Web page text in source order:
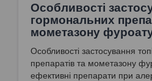
Особливості
гормональних
мометазону
Особливості застосування
препаратів та мометазону
ефективні препарати при